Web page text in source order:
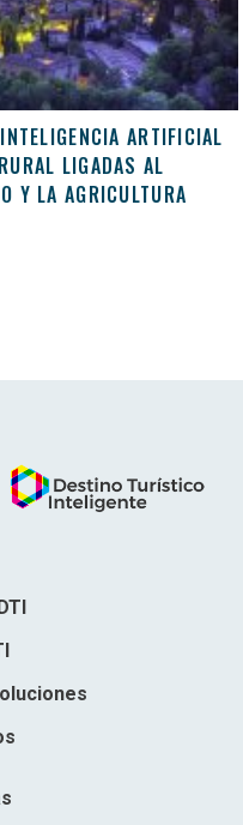
ARTIFICIAL
LIGADAS AL
Y LA AGRICULTURA